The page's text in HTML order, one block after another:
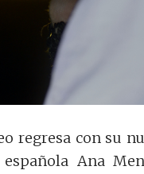
regresa con su
Ana